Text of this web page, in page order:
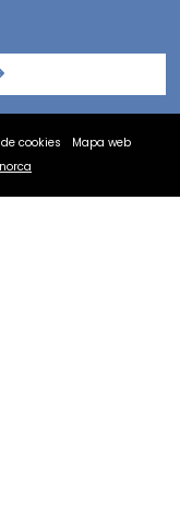
cookies
Mapa web